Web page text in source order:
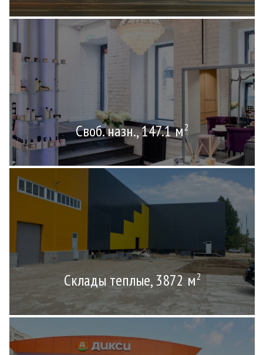
Своб. назн., 147.1 м2
Склады теплые, 3872 м2